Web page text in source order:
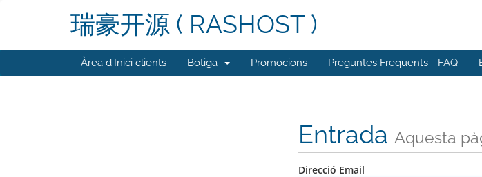
瑞豪开源 ( RASHOST )
Àrea d'Inici clients Botiga Promocions Preguntes Freqüents - FAQ
Entrada Aquesta
Direcció Email